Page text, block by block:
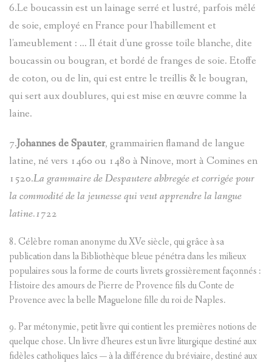
6.Le boucassin est un lainage serré et lustré, parfois mêlé
de soie, employé en France pour l'habillement et
l'ameublement : ... Il était d'une grosse toile blanche, dite
boucassin ou bougran, et bordé de franges de soie. Etoffe
de coton, ou de lin, qui est entre le treillis & le bougran,
qui sert aux doublures, qui est mise en œuvre comme la
laine.
7.Johannes de Spauter, grammairien flamand de langue
latine, né vers 1460 ou 1480 à Ninove, mort à Comines en
1520.La grammaire de Despautere abbregée et corrigée pour
la commodité de la jeunesse qui veut apprendre la langue
latine.1722
8. Célèbre roman anonyme du XVe siècle, qui grâce à sa
publication dans la Bibliothèque bleue pénétra dans les milieux
populaires sous la forme de courts livrets grossièrement façonnés :
Histoire des amours de Pierre de Provence fils du Conte de
Provence avec la belle Maguelone fille du roi de Naples.
9. Par métonymie, petit livre qui contient les premières notions de
quelque chose. Un livre d'heures est un livre liturgique destiné aux
fidèles catholiques laïcs — à la différence du bréviaire, destiné aux